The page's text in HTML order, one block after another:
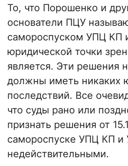
То, что Порошенко и
основатели ПЦУ
самороспуском УПЦ КП
юридической точки
является. Эти решения
должны иметь никаких
последствий. Все
что суды рано или
признать решения от
самороспуске УПЦ КП и
недействительными.